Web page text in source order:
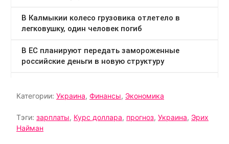
Категории: Украина, Финансы, Экономика
Тэги: зарплаты, Курс доллара, прогноз, Украина, Эрих
Найман